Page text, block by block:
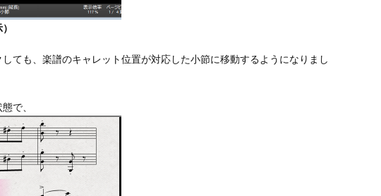
ても、楽譜のキャレット位置が対応した小節に移動するようになりまし
で、